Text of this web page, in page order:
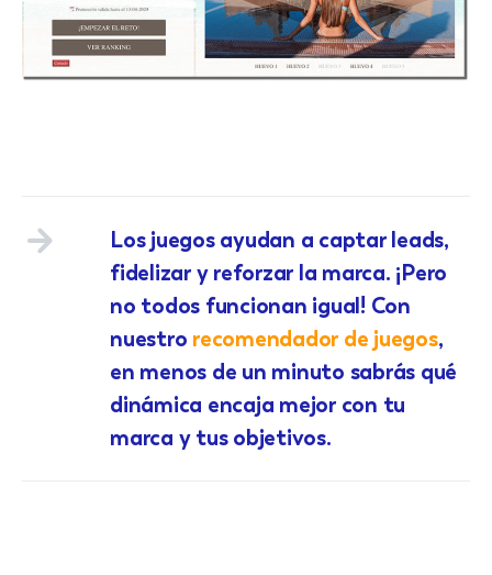
Los juegos ayudan a captar leads,
fidelizar y reforzar la marca. ¡Pero
no todos funcionan igual! Con
nuestro recomendador de juegos,
en menos de un minuto sabrás qué
dinámica encaja mejor con tu
marca y tus objetivos.